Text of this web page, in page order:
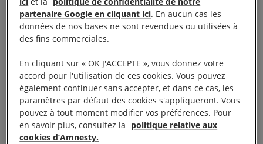
respectées de Russie. Quand au Centre de défense
des droits humains de Memorial, il avait été fondé
depréserver la mémoire des victimes des violations
des droits humains durant la période soviétique.
À lire aussi :
Russie : les autorités tentent de fermer l’ONG
Memorial
partenaire Google en cliquant ici. En aucun cas les
données de nos bases ne sont revendues ou utilisées à
des fins commerciales.
En cliquant sur « OK J'ACCEPTE », vous donnez votre
accord pour l'utilisation de ces cookies. Vous pouvez
également continuer sans accepter, et dans ce cas, les
paramètres par défaut des cookies s'appliqueront. Vous
pouvez à tout moment modifier vos préférences. Pour
en savoir plus, consultez la politique relative aux
cookies d’Amnesty.